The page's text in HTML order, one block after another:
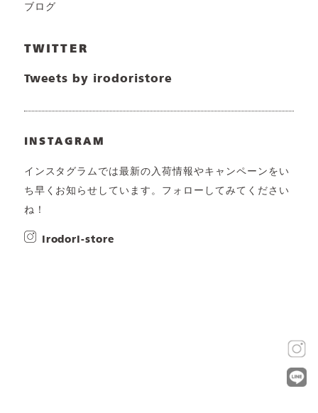
ブログ
TWITTER
Tweets by irodoristore
INSTAGRAM
インスタグラムでは最新の入荷情報やキャンペーンをい
ち早くお知らせしています。フォローしてみてください
ね！
irodori-store